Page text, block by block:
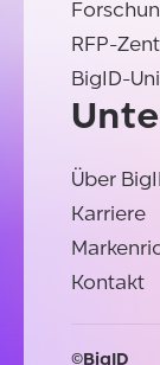
RFP-
BigID-
Über
Karriere
Kontakt
©BigID